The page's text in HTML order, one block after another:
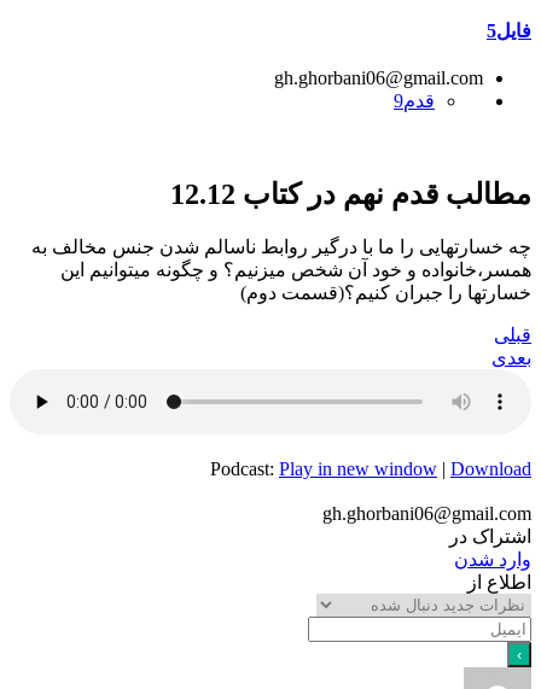
فایل5
gh.ghorbani06@gmail.com
قدم9
مطالب قدم نهم در کتاب 12.12
چه خسارتهایی را ما با درگیر روابط ناسالم شدن جنس مخالف به
همسر،خانواده و خود آن شخص میزنیم؟ و چگونه میتوانیم این
خسارتها را جبران کنیم؟(قسمت دوم)
قبلی
بعدی
Podcast: Play in new window | Download
gh.ghorbani06@gmail.com
اشتراک در
وارد شدن
اطلاع از